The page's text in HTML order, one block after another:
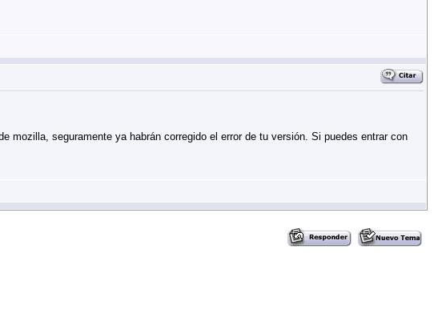
seguramente ya habrán corregido el error de tu versión. Si puedes entrar con